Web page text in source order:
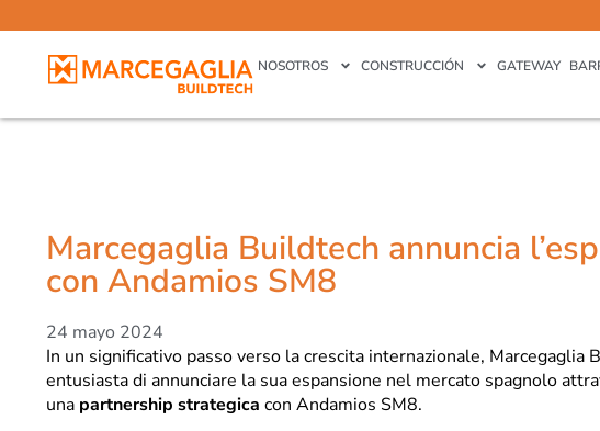
NOSOTROS CONSTRUCCIÓN GATEWAY
Marcegaglia Buildtech annuncia
con Andamios SM8
24 mayo 2024
In un significativo passo verso la crescita internazionale, Marcegaglia
entusiasta di annunciare la sua espansione nel mercato spagnolo
una partnership strategica con Andamios SM8.